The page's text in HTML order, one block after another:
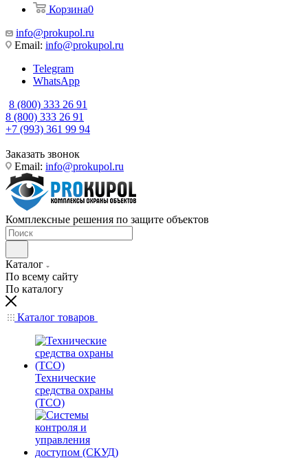
Корзина0
info@prokupol.ru
Email: info@prokupol.ru
Telegram
WhatsApp
8 (800) 333 26 91
8 (800) 333 26 91
+7 (993) 361 99 94
Заказать звонок
Email: info@prokupol.ru
Комплексные решения по защите объектов
Каталог
По всему сайту
По каталогу
Каталог товаров
Технические
средства охраны
(ТСО)